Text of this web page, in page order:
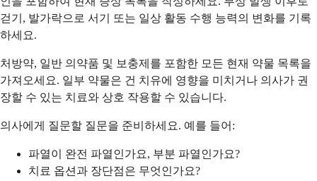
걷기, 발가락으로 서기 또는 일상 활동 수행 능력의 변화를 기록
하세요.
처방약, 일반 의약품 및 보충제를 포함한 모든 현재 약물 목록을
가져오세요. 일부 약물은 건 치유에 영향을 미치거나 의사가 권
장할 수 있는 치료와 상호 작용할 수 있습니다.
의사에게 질문할 질문을 준비하세요. 예를 들어:
파열이 완전 파열인가요, 부분 파열인가요?
치료 옵션과 장단점은 무엇인가요?